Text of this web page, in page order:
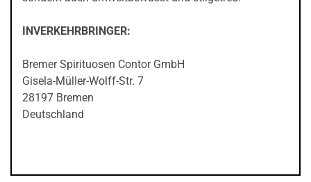
INVERKEHRBRINGER:
Bremer Spirituosen Contor GmbH
Gisela-Müller-Wolff-Str. 7
28197 Bremen
Deutschland